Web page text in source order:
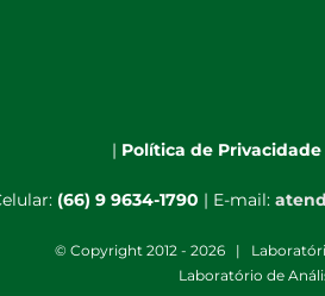
| Política de Privacidade
(66) 9 9634-1790 | E-mail:
© Copyright 2012 - 2026 |
Laboratório de